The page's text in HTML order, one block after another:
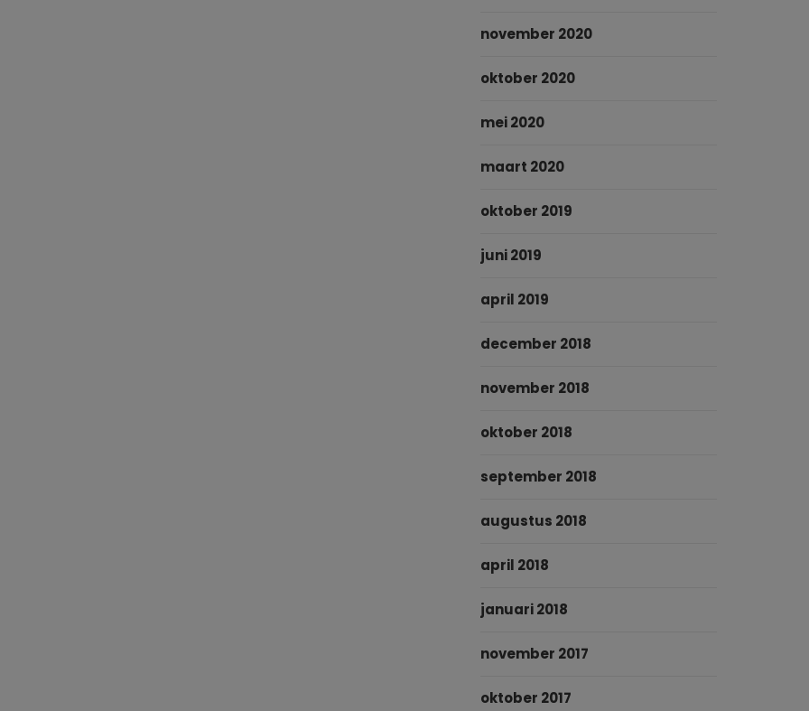
november 2020
oktober 2020
mei 2020
maart 2020
oktober 2019
juni 2019
april 2019
december 2018
november 2018
oktober 2018
september 2018
augustus 2018
april 2018
januari 2018
november 2017
oktober 2017